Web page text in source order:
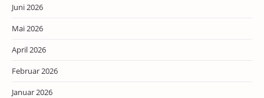
Juni 2026
Mai 2026
April 2026
Februar 2026
Januar 2026